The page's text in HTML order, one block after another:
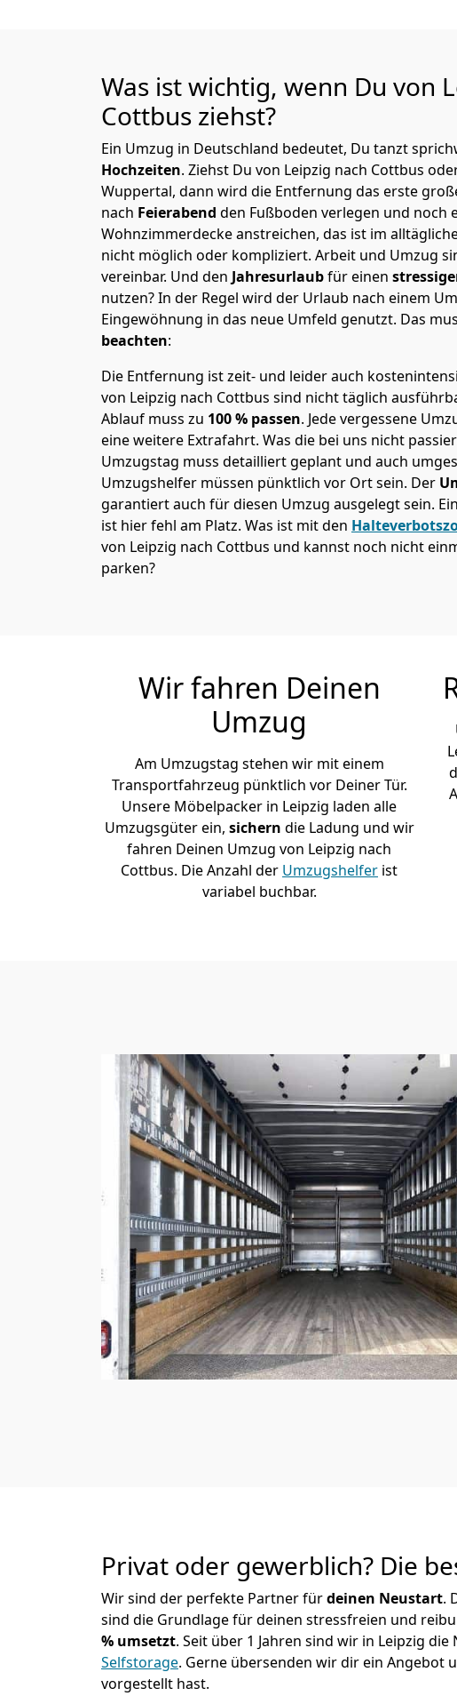
Was ist wichtig, wenn Du von
Cottbus ziehst?
Ein Umzug in Deutschland bedeutet, Du tanzt
Hochzeiten. Ziehst Du von Leipzig nach Cottbus
Wuppertal, dann wird die Entfernung das erste
nach Feierabend den Fußboden verlegen und noch
Wohnzimmerdecke anstreichen, das ist im
nicht möglich oder kompliziert. Arbeit und Umzug
vereinbar. Und den Jahresurlaubfür einen
nutzen? In der Regel wird der Urlaub nach einem
Eingewöhnung in das neue Umfeld genutzt. Das
beachten:
Die Entfernung ist zeit- und leider auch
von Leipzig nach Cottbus sind nicht täglich
Ablauf muss zu 100 % passen. Jede vergessene
eine weitere Extrafahrt. Was die bei uns nicht
Umzugstag muss detailliert geplant und auch
Umzugshelfer müssen pünktlich vor Ort sein. Der
garantiert auch für diesen Umzug ausgelegt sein. Ein
ist hier fehl am Platz. Was ist mit den
von Leipzig nach Cottbus und kannst noch nicht
parken?
Wir fahren Deinen
Umzug
Am Umzugstag stehen wir mit einem
Transportfahrzeug pünktlich vor Deiner Tür.
Unsere Möbelpacker in Leipzig laden alle
Umzugsgüter ein, sichern die Ladung und wir
fahren Deinen Umzug von Leipzig nach
Cottbus. Die Anzahl der Umzugshelfer ist
variabel buchbar.
Privat oder gewerblich? Die
Wir sind der perfekte Partner fürdeinen Neustart.
sind die Grundlage für deinen stressfreien und
% umsetzt. Seit über 1 Jahren sind wir in Leipzig
Selfstorage. Gerne übersenden wir dir ein Angebot
vorgestellt hast.